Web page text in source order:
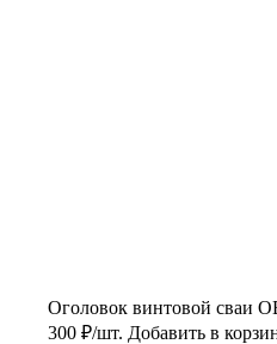
Оголовок винтовой сваи
300 ₽/шт. Добавить в